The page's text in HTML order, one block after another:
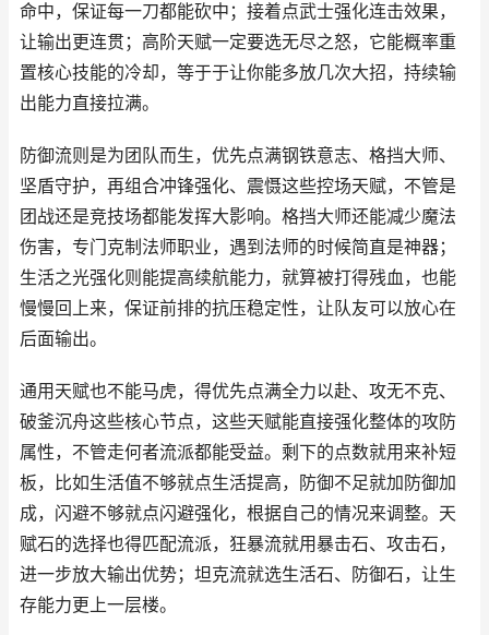
命中，保证每一刀都能砍中；接着点武士强化连击效果，
让输出更连贯；高阶天赋一定要选无尽之怒，它能概率重
置核心技能的冷却，等于于让你能多放几次大招，持续输
出能力直接拉满。
防御流则是为团队而生，优先点满钢铁意志、格挡大师、
坚盾守护，再组合冲锋强化、震慑这些控场天赋，不管是
团战还是竞技场都能发挥大影响。格挡大师还能减少魔法
伤害，专门克制法师职业，遇到法师的时候简直是神器；
生活之光强化则能提高续航能力，就算被打得残血，也能
慢慢回上来，保证前排的抗压稳定性，让队友可以放心在
后面输出。
通用天赋也不能马虎，得优先点满全力以赴、攻无不克、
破釜沉舟这些核心节点，这些天赋能直接强化整体的攻防
属性，不管走何者流派都能受益。剩下的点数就用来补短
板，比如生活值不够就点生活提高，防御不足就加防御加
成，闪避不够就点闪避强化，根据自己的情况来调整。天
赋石的选择也得匹配流派，狂暴流就用暴击石、攻击石，
进一步放大输出优势；坦克流就选生活石、防御石，让生
存能力更上一层楼。